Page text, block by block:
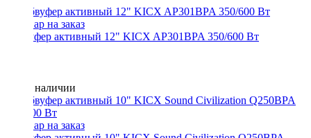
Сабвуфер активный 12" KICX AP301BPA 350/600 Вт
Нет в наличии